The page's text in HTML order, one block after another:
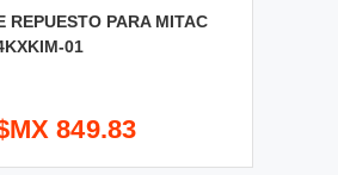
REPUESTO PARA MITAC
01
849.83